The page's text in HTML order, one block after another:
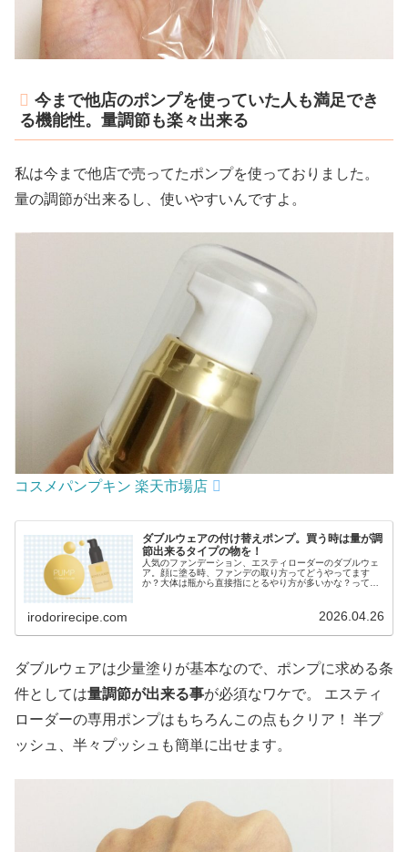
今まで他店のポンプを使っていた人も満足でき
る機能性。量調節も楽々出来る
私は今まで他店で売ってたポンプを使っておりました。
量の調節が出来るし、使いやすいんですよ。
コスメパンプキン 楽天市場店
ダブルウェアの付け替えポンプ。買う時は量が調
節出来るタイプの物を！
人気のファンデーション、エスティローダーのダブルウェ
ア。顔に塗る時、ファンデの取り方ってどうやってます
か？大体は瓶から直接指にとるやり方が多いかな？って思
irodorirecipe.com 2026.04.26
ダブルウェアは少量塗りが基本なので、ポンプに求める条
件としては量調節が出来る事が必須なワケで。 エスティ
ローダーの専用ポンプはもちろんこの点もクリア！ 半プ
ッシュ、半々プッシュも簡単に出せます。